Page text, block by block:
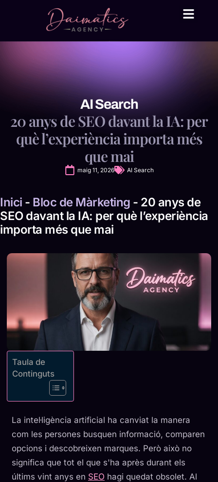
AI Search
20 anys de SEO davant la IA: per
què l’experiència importa més
que mai
maig 11, 2026 AI Search
Inici - Bloc de Màrketing - 20 anys de
SEO davant la IA: per què l’experiència
importa més que mai
Taula de
Continguts
La intel·ligència artificial ha canviat la manera
com les persones busquen informació, comparen
opcions i descobreixen marques. Però això no
significa que tot el que s'ha après durant els
últims vint anys en SEO hagi quedat obsolet. Al
Daima Business AI
● En línia